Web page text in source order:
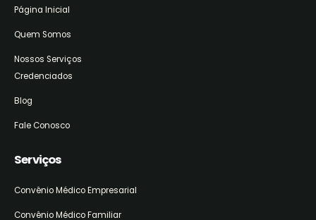
Página Inicial
Quem Somos
Nossos Serviços
Credenciados
Blog
Fale Conosco
Serviços
Convênio Médico Empresarial
Convênio Médico Familiar